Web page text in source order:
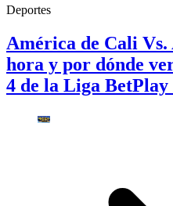
Deportes
América de Cali
hora y por dónde
4 de la Liga